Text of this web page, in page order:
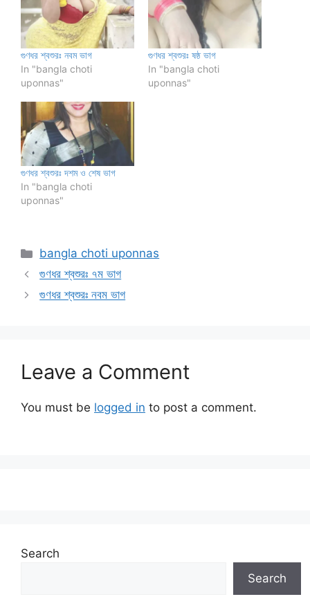
গুণধর শ্বশুরঃ নবম ভাগ
In "bangla choti
uponnas"
গুণধর শ্বশুরঃ ষষ্ঠ ভাগ
In "bangla choti
uponnas"
গুণধর শ্বশুরঃ দশম ও শেষ ভাগ
In "bangla choti
uponnas"
Categories
bangla choti uponnas
গুণধর শ্বশুরঃ ৭ম ভাগ
গুণধর শ্বশুরঃ নবম ভাগ
Leave a Comment
You must be logged in to post a comment.
Search
Search